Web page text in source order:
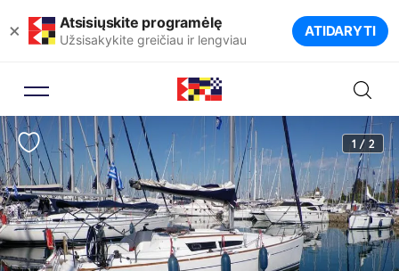
× Atsisiųskite programėlę
Užsisakykite greičiau ir lengviau ATIDARYTI
1 / 2